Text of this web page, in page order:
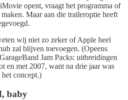
opent, vraagt het programma of
Maar aan die traileroptie heeft
wij niet zo zeker of Apple heel
zal blijven toevoegen. (Opeens
Jam Packs: uitbreidingen
en met 2007, want na drie jaar was
concept.)
baby